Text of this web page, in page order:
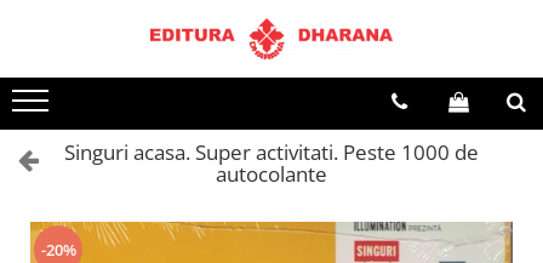
Terapii
Dietoterapie
Singuri acasa. Super activitati. Peste 1000 de
autocolante
-20%